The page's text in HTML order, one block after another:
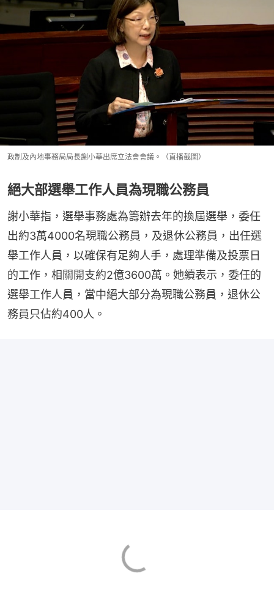
政制及內地事務局局長謝小華出席立法會會議。（直播截圖）
絕大部選舉工作人員為現職公務員
謝小華指，選舉事務處為籌辦去年的換屆選舉，委任
出約3萬4000名現職公務員，及退休公務員，出任選
舉工作人員，以確保有足夠人手，處理準備及投票日
的工作，相關開支約2億3600萬。她續表示，委任的
選舉工作人員，當中絕大部分為現職公務員，退休公
務員只佔約400人。